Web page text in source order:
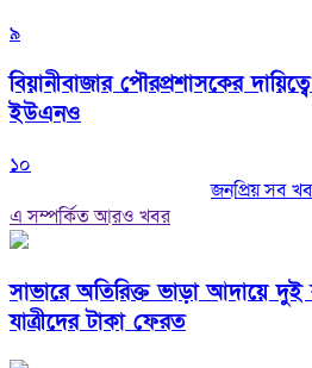
৯
বিয়ানীবাজার পৌরপ্রশাসকের
ইউএনও
১০
জনপ্রিয় সব
এ সম্পর্কিত আরও খবর
সাভারে অতিরিক্ত ভাড়া আদায়ে দুই
যাত্রীদের টাকা ফেরত